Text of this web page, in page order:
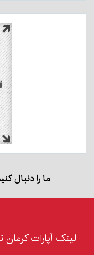
ما را دنبال
لینک آپارات کرمان